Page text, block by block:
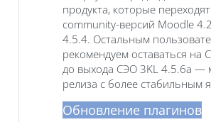
продукта, которые
community-версий Moodle
4.5.4. Остальным
рекомендуем оставаться на
до выхода СЭО 3KL 4.5.6a —
релиза с более стабильным
Обновление плагинов